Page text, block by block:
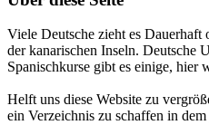
Viele Deutsche zieht es
der kanarischen Inseln. Deutsche
Spanischkurse gibt es einige, hier
Helft uns diese Website zu
ein Verzeichnis zu schaffen in